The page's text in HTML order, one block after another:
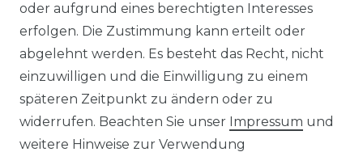
HERSTELLER
REFERENZEN
oder aufgrund eines berechtigten Interesses
erfolgen. Die Zustimmung kann erteilt oder
abgelehnt werden. Es besteht das Recht, nicht
einzuwilligen und die Einwilligung zu einem
späteren Zeitpunkt zu ändern oder zu
widerrufen. Beachten Sie unser Impressum und
weitere Hinweise zur Verwendung